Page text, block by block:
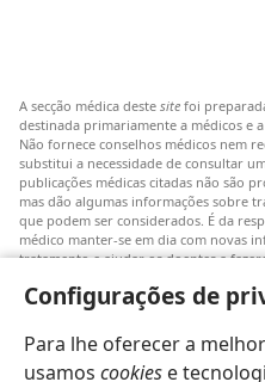
Configurações de
Para lhe oferecer a
usamos cookies e
A secção médica deste site foi
destinada primariamente a médicos e
Não fornece conselhos médicos nem
substitui a necessidade de consultar
publicações médicas citadas não são
mas dão algumas informações sobre
que podem ser considerados. É da
médico manter-se em dia com novas
tratamento e ajudar os doentes a
serão aplicáveis ou aceitáveis para
para obter informações sobre
achar que tem um problema de saúde.